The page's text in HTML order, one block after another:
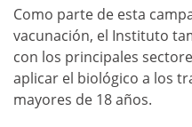
Como parte de esta
vacunación, el Instituto
con los principales
aplicar el biológico a los
mayores de 18 años.